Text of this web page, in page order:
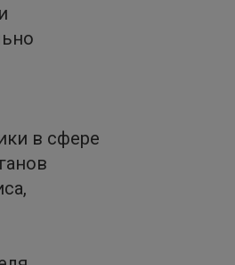
в сфере